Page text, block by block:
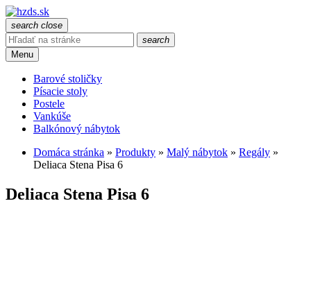
search close
search
Menu
Barové stoličky
Písacie stoly
Postele
Vankúše
Balkónový nábytok
Domáca stránka » Produkty » Malý nábytok » Regály »
Deliaca Stena Pisa 6
Deliaca Stena Pisa 6